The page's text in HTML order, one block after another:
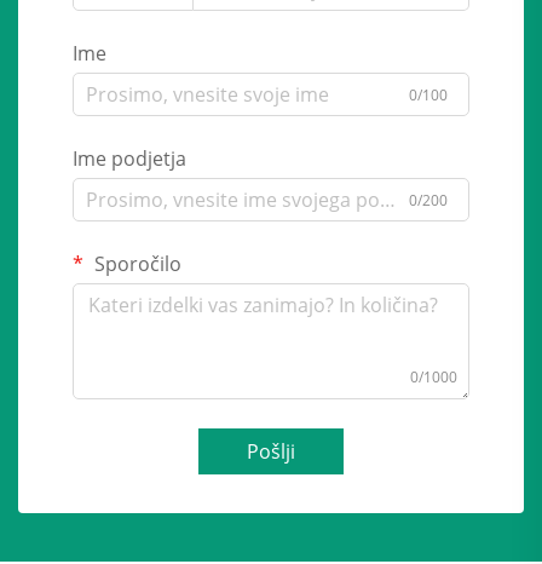
Ime
0/100
Ime podjetja
0/200
Sporočilo
0/1000
Pošlji